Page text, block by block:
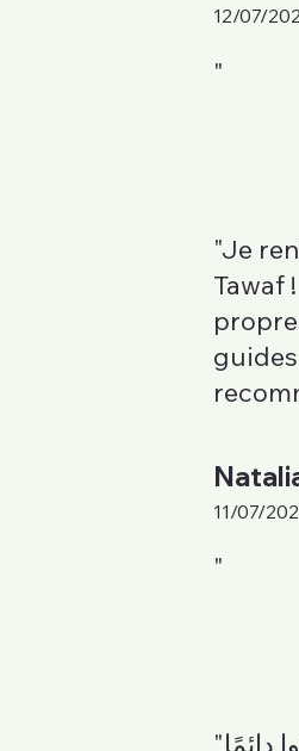
12/07/
"
"Je
Tawaf
11/07/
"